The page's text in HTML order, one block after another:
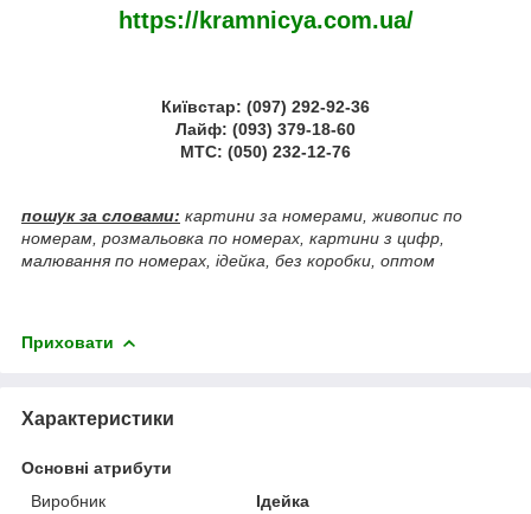
https://kramnicya.com.ua/
Київстар: (097) 292-92-36
Лайф: (093) 379-18-60
МТС: (050) 232-12-76
пошук за словами: картини за номерами, живопис по
номерам, розмальовка по номерах, картини з цифр,
малювання по номерах, ідейка, без коробки, оптом
Приховати
Характеристики
Основні атрибути
Виробник
Ідейка